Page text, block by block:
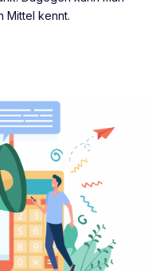
Mittel kennt.